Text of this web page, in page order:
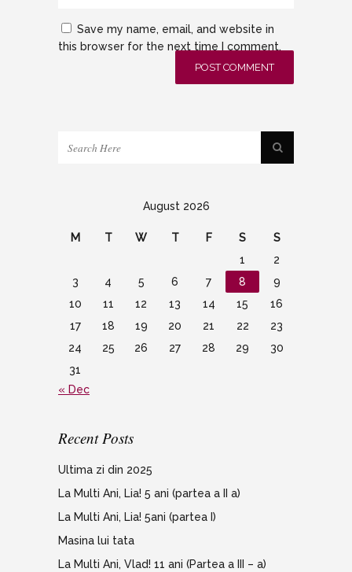
Save my name, email, and website in
this browser for the next time I comment.
August 2026
M T W T F S
S
1
2
3
4 5 6 7 8
9
10
11 12 13 14 15
16
17
18 19 20 21 22
23
24
25 26 27 28 29
30
31
« Dec
Recent Posts
Ultima zi din 2025
La Multi Ani, Lia! 5 ani (partea a II a)
La Multi Ani, Lia! 5ani (partea I)
Masina lui tata
La Multi Ani, Vlad! 11 ani (Partea a III – a)